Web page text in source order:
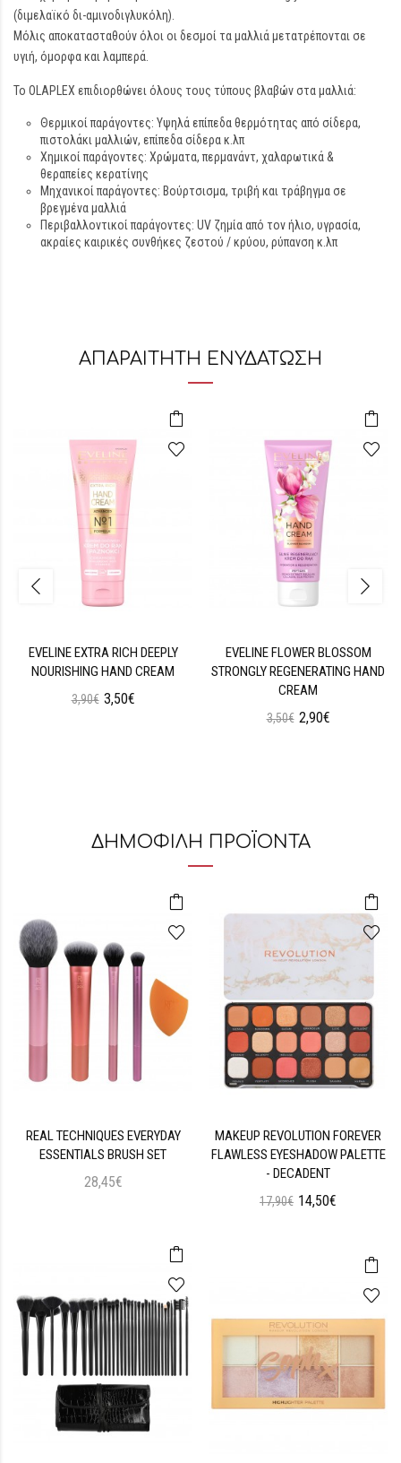
(διμελαϊκό δι-αμινοδιγλυκόλη).
Μόλις αποκατασταθούν όλοι οι δεσμοί τα μαλλιά μετατρέπονται σε
υγιή, όμορφα και λαμπερά.
Το OLAPLEX επιδιορθώνει όλους τους τύπους βλαβών στα μαλλιά:
Θερμικοί παράγοντες: Υψηλά επίπεδα θερμότητας από σίδερα,
πιστολάκι μαλλιών, επίπεδα σίδερα κ.λπ
Χημικοί παράγοντες: Χρώματα, περμανάντ, χαλαρωτικά &
θεραπείες κερατίνης
Μηχανικοί παράγοντες: Βούρτσισμα, τριβή και τράβηγμα σε
βρεγμένα μαλλιά
Περιβαλλοντικοί παράγοντες: UV ζημία από τον ήλιο, υγρασία,
ακραίες καιρικές συνθήκες ζεστού / κρύου, ρύπανση κ.λπ
ΑΠΑΡΑΙΤΗΤΗ ΕΝΥΔΑΤΩΣΗ
EVELINE EXTRA RICH DEEPLY
NOURISHING HAND CREAM
3,90€ 3,50€
EVELINE FLOWER BLOSSOM
STRONGLY REGENERATING HAND
CREAM
3,50€ 2,90€
ΔΗΜΟΦΙΛΗ ΠΡΟΪΟΝΤΑ
REAL TECHNIQUES EVERYDAY
ESSENTIALS BRUSH SET
28,45€
MAKEUP REVOLUTION FOREVER
FLAWLESS EYESHADOW PALETTE
- DECADENT
17,90€ 14,50€